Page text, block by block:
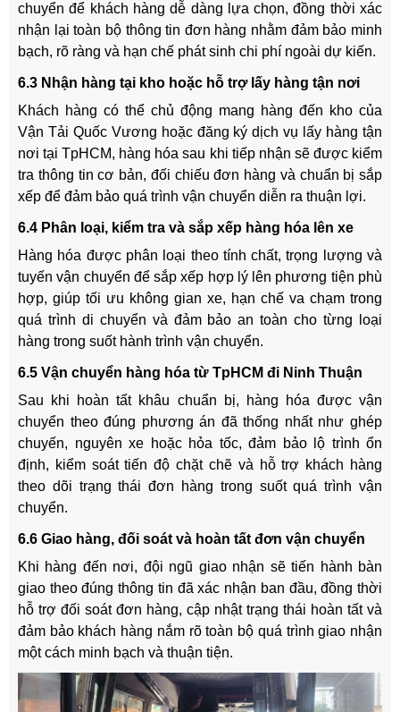
chuyển để khách hàng dễ dàng lựa chọn, đồng thời xác
nhận lại toàn bộ thông tin đơn hàng nhằm đảm bảo minh
bạch, rõ ràng và hạn chế phát sinh chi phí ngoài dự kiến.
6.3 Nhận hàng tại kho hoặc hỗ trợ lấy hàng tận nơi
Khách hàng có thể chủ động mang hàng đến kho của
Vận Tải Quốc Vương hoặc đăng ký dịch vụ lấy hàng tận
nơi tại TpHCM, hàng hóa sau khi tiếp nhận sẽ được kiểm
tra thông tin cơ bản, đối chiếu đơn hàng và chuẩn bị sắp
xếp để đảm bảo quá trình vận chuyển diễn ra thuận lợi.
6.4 Phân loại, kiểm tra và sắp xếp hàng hóa lên xe
Hàng hóa được phân loại theo tính chất, trọng lượng và
tuyến vận chuyển để sắp xếp hợp lý lên phương tiện phù
hợp, giúp tối ưu không gian xe, hạn chế va chạm trong
quá trình di chuyển và đảm bảo an toàn cho từng loại
hàng trong suốt hành trình vận chuyển.
6.5 Vận chuyển hàng hóa từ TpHCM đi Ninh Thuận
Sau khi hoàn tất khâu chuẩn bị, hàng hóa được vận
chuyển theo đúng phương án đã thống nhất như ghép
chuyến, nguyên xe hoặc hỏa tốc, đảm bảo lộ trình ổn
định, kiểm soát tiến độ chặt chẽ và hỗ trợ khách hàng
theo dõi trạng thái đơn hàng trong suốt quá trình vận
chuyển.
6.6 Giao hàng, đối soát và hoàn tất đơn vận chuyển
Khi hàng đến nơi, đội ngũ giao nhận sẽ tiến hành bàn
giao theo đúng thông tin đã xác nhận ban đầu, đồng thời
hỗ trợ đối soát đơn hàng, cập nhật trạng thái hoàn tất và
đảm bảo khách hàng nắm rõ toàn bộ quá trình giao nhận
một cách minh bạch và thuận tiện.